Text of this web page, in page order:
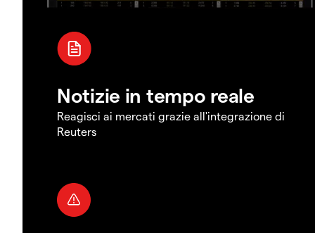
Notizie in tempo reale
Reagisci ai mercati grazie all'integrazione di
Reuters